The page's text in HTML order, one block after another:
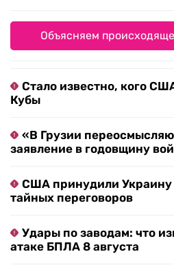
Объясняем
Стало известно, кого
Кубы
«В Грузии
заявление в годовщину
США принудили Украину
тайных переговоров
Удары по заводам: что
атаке БПЛА 8 августа